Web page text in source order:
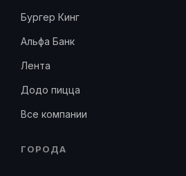
Бургер Кинг
Альфа Банк
Лента
Додо пицца
Все компании
ГОРОДА